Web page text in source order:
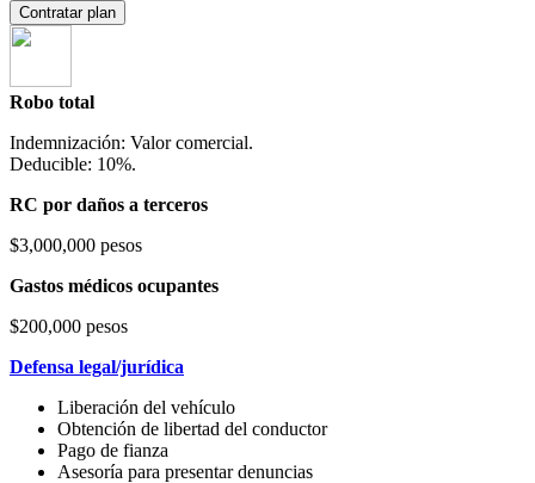
Contratar plan
Robo total
Indemnización: Valor comercial.
Deducible: 10%.
RC por daños a terceros
$3,000,000 pesos
Gastos médicos ocupantes
$200,000 pesos
Defensa legal/jurídica
Liberación del vehículo
Obtención de libertad del conductor
Pago de fianza
Asesoría para presentar denuncias